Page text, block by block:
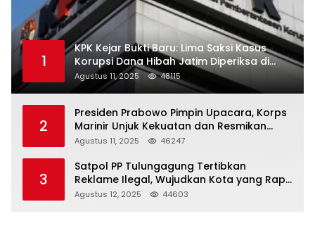
1
KPK Kejar Bukti Baru: Lima Saksi Kasus
Korupsi Dana Hibah Jatim Diperiksa di
Trenggalek
Agustus 11, 2025 48115
2
Presiden Prabowo Pimpin Upacara, Korps
Marinir Unjuk Kekuatan dan Resmikan
Struktur Baru
Agustus 11, 2025 46247
3
Satpol PP Tulungagung Tertibkan
Reklame Ilegal, Wujudkan Kota yang Rapi
dan Indah
Agustus 12, 2025 44603